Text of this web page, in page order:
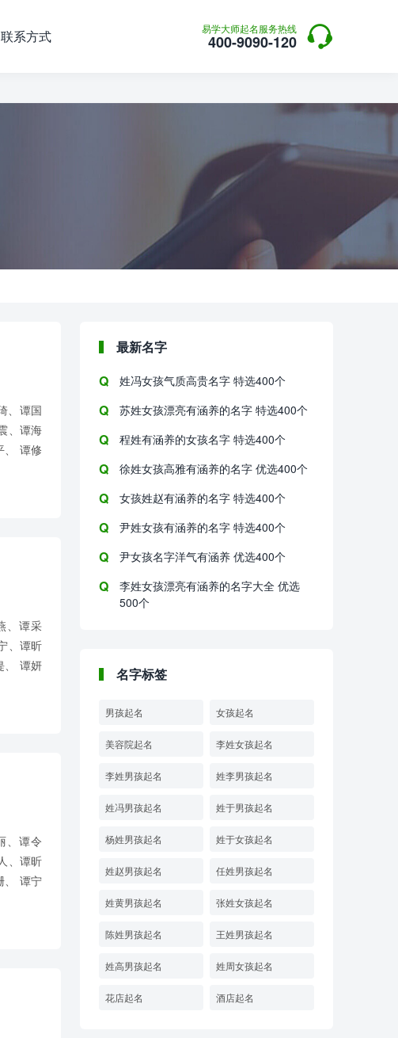
易学大师起名服务热线
400-9090-120 
联系方式
、谭国
、谭海
、 谭修
、谭采
、谭昕
、 谭妍
、谭令
、谭昕
、 谭宁
最新名字
姓冯女孩气质高贵名字 特选400个
苏姓女孩漂亮有涵养的名字 特选400个
程姓有涵养的女孩名字 特选400个
徐姓女孩高雅有涵养的名字 优选400个
女孩姓赵有涵养的名字 特选400个
尹姓女孩有涵养的名字 特选400个
尹女孩名字洋气有涵养 优选400个
李姓女孩漂亮有涵养的名字大全 优选
500个
名字标签
男孩起名 女孩起名
美容院起名 李姓女孩起名
李姓男孩起名 姓李男孩起名
姓冯男孩起名 姓于男孩起名
杨姓男孩起名 姓于女孩起名
姓赵男孩起名 任姓男孩起名
姓黄男孩起名 张姓女孩起名
陈姓男孩起名 王姓男孩起名
姓高男孩起名 姓周女孩起名
花店起名 酒店起名